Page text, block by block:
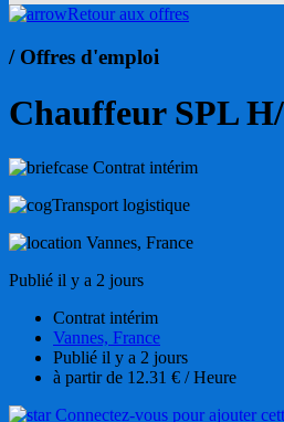
Retour aux offres
/ Offres d'emploi
Chauffeur SPL
Contrat intérim
Transport logistique
Vannes, France
Publié il y a 2 jours
Contrat intérim
Vannes, France
Publié il y a 2 jours
à partir de 12.31 € / Heure
Connectez-vous pour ajouter